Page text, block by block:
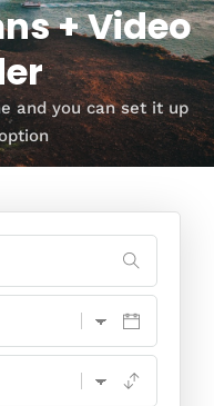
+ Video
and you can set it up